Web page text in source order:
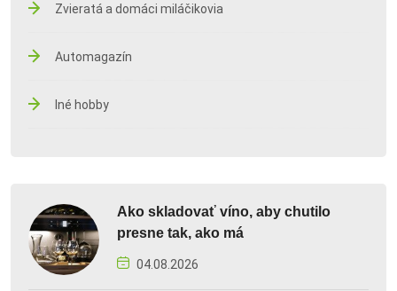
Zvieratá a domáci miláčikovia
Automagazín
Iné hobby
Ako skladovať víno, aby chutilo
presne tak, ako má
04.08.2026